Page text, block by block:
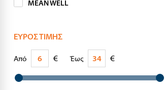
MEAN WELL
ΕΎΡΟΣ ΤΙΜΉΣ
Από € Έως €